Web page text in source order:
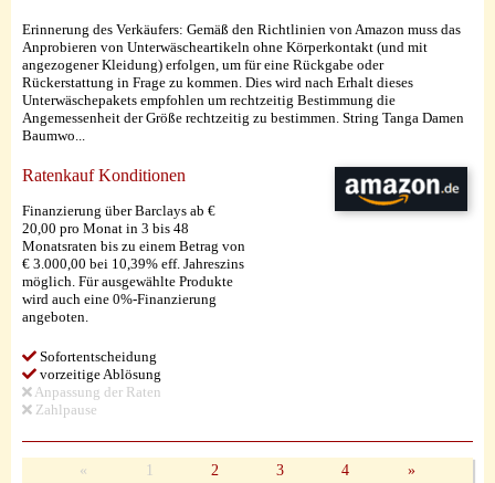
Erinnerung des Verkäufers: Gemäß den Richtlinien von Amazon muss das
Anprobieren von Unterwäscheartikeln ohne Körperkontakt (und mit
angezogener Kleidung) erfolgen, um für eine Rückgabe oder
Rückerstattung in Frage zu kommen. Dies wird nach Erhalt dieses
Unterwäschepakets empfohlen um rechtzeitig Bestimmung die
Angemessenheit der Größe rechtzeitig zu bestimmen. String Tanga Damen
Baumwo...
Ratenkauf Konditionen
Finanzierung über Barclays ab €
20,00 pro Monat in 3 bis 48
Monatsraten bis zu einem Betrag von
€ 3.000,00 bei 10,39% eff. Jahreszins
möglich. Für ausgewählte Produkte
wird auch eine 0%-Finanzierung
angeboten.
Sofortentscheidung
vorzeitige Ablösung
Anpassung der Raten
Zahlpause
« 1 2 3 4 »